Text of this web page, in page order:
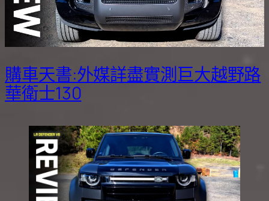
購車天書:外媒詳盡實測巨大越野路
華衛士130